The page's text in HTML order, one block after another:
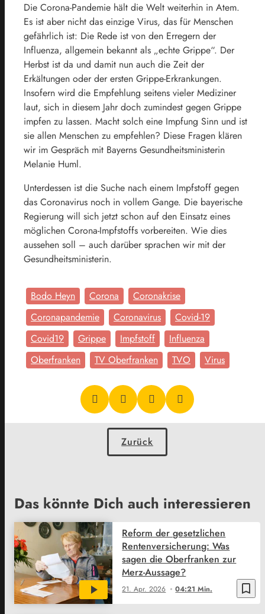
Die Corona-Pandemie hält die Welt weiterhin in Atem.
Es ist aber nicht das einzige Virus, das für Menschen
gefährlich ist: Die Rede ist von den Erregern der
Influenza, allgemein bekannt als „echte Grippe“. Der
Herbst ist da und damit nun auch die Zeit der
Erkältungen oder der ersten Grippe-Erkrankungen.
Insofern wird die Empfehlung seitens vieler Mediziner
laut, sich in diesem Jahr doch zumindest gegen Grippe
impfen zu lassen. Macht solch eine Impfung Sinn und ist
sie allen Menschen zu empfehlen? Diese Fragen klären
wir im Gespräch mit Bayerns Gesundheitsministerin
Melanie Huml.
Unterdessen ist die Suche nach einem Impfstoff gegen
das Coronavirus noch in vollem Gange. Die bayerische
Regierung will sich jetzt schon auf den Einsatz eines
möglichen Corona-Impfstoffs vorbereiten. Wie dies
aussehen soll – auch darüber sprachen wir mit der
Gesundheitsministerin.
Bodo Heyn Corona
Coronakrise
Coronapandemie
Coronavirus
Covid-19
Covid19
Grippe Impfstoff
Influenza
Oberfranken
TV Oberfranken TVO Virus
Zurück
Das könnte Dich auch interessieren
bookmark_border
21. Apr. 2026 04:21 Min.
Reform der gesetzlichen
Rentenversicherung: Was
sagen die Oberfranken zur
Merz-Aussage?